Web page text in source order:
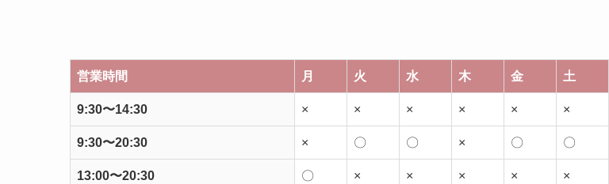
営業時間 月 火 水 木 金 土
9:30〜14:30 × × × × × ×
9:30〜20:30 × 〇 〇 × 〇 〇
13:00〜20:30 〇 × × × × ×